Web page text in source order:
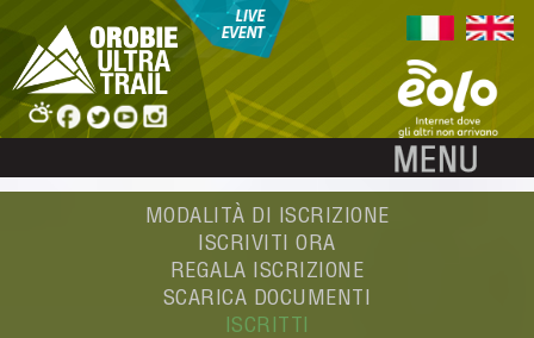
MODALITÀ DI ISCRIZIONE
ISCRIVITI ORA
REGALA ISCRIZIONE
SCARICA DOCUMENTI
ISCRITTI